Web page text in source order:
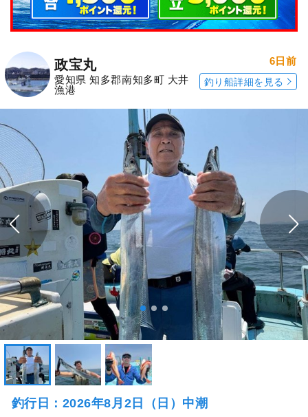
政宝丸
愛知県 知多郡南知多町 大井
漁港
6日前
釣り船詳細を見る
釣行日：2026年8月2日（日）中潮